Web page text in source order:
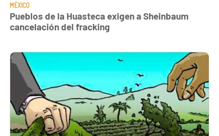
MÉXICO
Pueblos de la Huasteca exigen a Sheinbaum
cancelación del fracking